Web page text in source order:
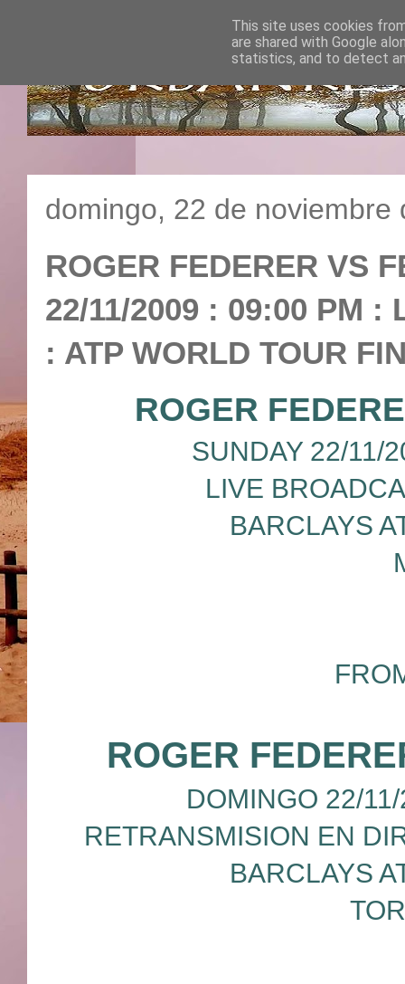
domingo, 22 de noviembre
ROGER FEDERER VS
22/11/2009 : 09:00 PM :
: ATP WORLD TOUR
ROGER
SUNDAY 22/11/
LIVE
BARCLAYS
ROGER
DOMINGO 22/
RETRANSMISION EN
BARCLAYS
This site uses cookies
are shared with Google
statistics, and to detect